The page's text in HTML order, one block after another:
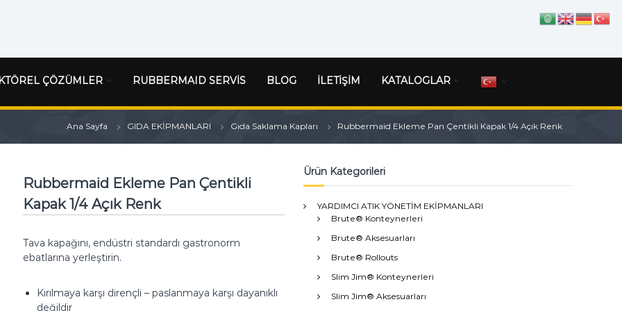
ÇÖZÜMLER RUBBERMAID SERVİS BLOG İLETİŞİM KATALOGLAR
Ana Sayfa GIDA EKİPMANLARI Gıda Saklama Kapları Rubbermaid Ekleme Pan Çentikli Kapak 1/4 Açık Renk
Rubbermaid Ekleme Pan Çentikli
Kapak 1/4 Açık Renk
Tava kapağını, endüstri standardı gastronorm
ebatlarına yerleştirin.
Kırılmaya karşı dirençli – paslanmaya karşı dayanıklı
değildir
Ürün Kategorileri
YARDIMCI ATIK YÖNETİM EKİPMANLARI
Brute® Konteynerleri
Brute® Aksesuarları
Brute® Rollouts
Slim Jim® Konteynerleri
Slim Jim® Aksesuarları